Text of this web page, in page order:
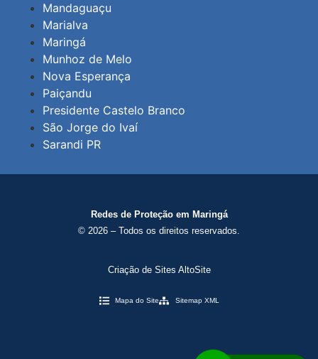
Mandaguaçu
Marialva
Maringá
Munhoz de Melo
Nova Esperança
Paiçandu
Presidente Castelo Branco
São Jorge do Ivaí
Sarandi PR
Redes de Proteção em Maringá
© 2026 – Todos os direitos reservados.
Criação de Sites AltoSite
Mapa do Site Sitemap XML